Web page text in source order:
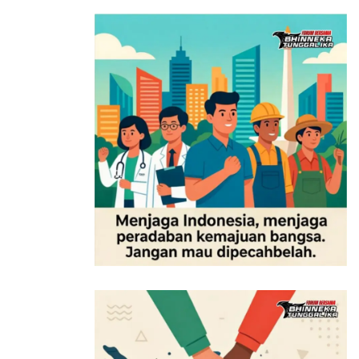
“Sebagai entitas yang mengelola kekayaan negara,
BUMN memiliki tanggung jawab besar untuk
menjalankan prinsip transparansi, akuntabilitas,
responsibilitas, independensi, dan fairness. Di sinilah
peran legal assistance dari JPN menjadi sangat
penting,” jelas Kristian.
Tak lupa, Kristan juga mengucapkan terima kasih
kepada seluruh pihak yang terlibat dalam rangkaian
kegiatan Legal Preventive Program yang berkolaborasi
dengan Vendor Day.